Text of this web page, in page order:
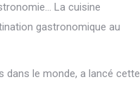
La cuisine
gastronomique au
dans le monde, a lancé cette